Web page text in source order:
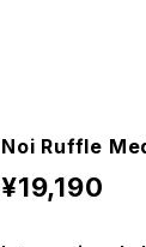
Noi Ruffle
¥19,190